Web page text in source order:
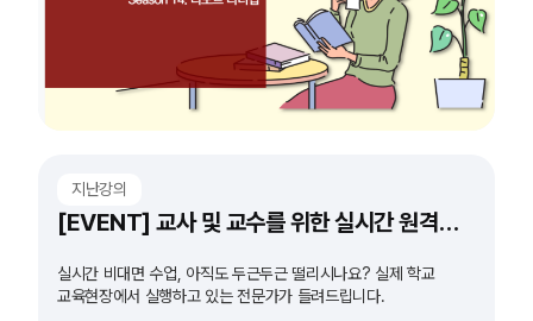
지난강의
[EVENT] 교사 및 교수를 위한 실시간 원격수업 도구 특강
실시간 비대면 수업, 아직도 두근두근 떨리시나요? 실제 학교
교육현장에서 실행하고 있는 전문가가 들려드립니다.